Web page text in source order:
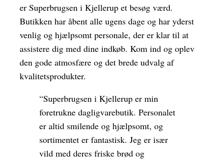
er Superbrugsen i Kjellerup et besøg værd.
Butikken har åbent alle ugens dage og har yderst
venlig og hjælpsomt personale, der er klar til at
assistere dig med dine indkøb. Kom ind og oplev
den gode atmosfære og det brede udvalg af
kvalitetsprodukter.
“Superbrugsen i Kjellerup er min
foretrukne dagligvarebutik. Personalet
er altid smilende og hjælpsomt, og
sortimentet er fantastisk. Jeg er især
vild med deres friske brød og